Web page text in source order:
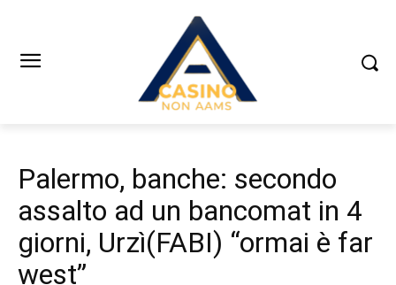
Palermo, banche: secondo
assalto ad un bancomat in 4
giorni, Urzì(FABI) “ormai è far
west”